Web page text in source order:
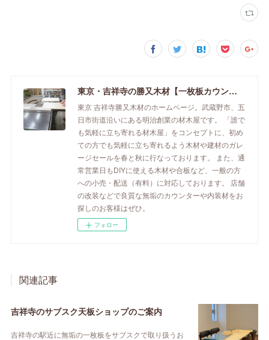
東京・吉祥寺の勝又木材【一枚板カウンター】
東京 吉祥寺勝又木材のホームページ。武蔵野市、五
日市街道沿いにある明治創業の材木屋です。 「誰で
も気軽に立ち寄れる材木屋」をコンセプトに、初め
ての方でも気軽に立ち寄れるよう木材や建材のガレ
ージセールを春と秋に行なっております。 また、通
常営業日もDIYに使える木材や合板など、一般の方
への小売・配送（有料）に対応しております。 店舗
の改装などで良質な無垢のカウンターや内装材をお
探しのお客様はぜひ。
フォロー
関連記事
吉祥寺のサブスク天板ショップのご案内
吉祥寺の駅近に無垢の一枚板をサブスクで取り扱うお